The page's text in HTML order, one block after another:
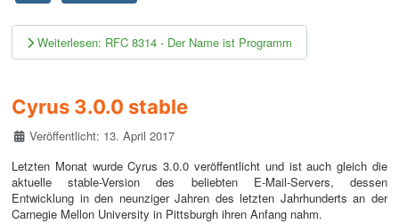
Weiterlesen: RFC 8314 - Der Name ist Programm
Cyrus 3.0.0 stable
DetailsVeröffentlicht: 13. April 2017
Letzten Monat wurde Cyrus 3.0.0 veröffentlicht und ist auch gleich die
aktuelle stable-Version des beliebten E-Mail-Servers, dessen
Entwicklung in den neunziger Jahren des letzten Jahrhunderts an der
Carnegie Mellon University in Pittsburgh ihren Anfang nahm.